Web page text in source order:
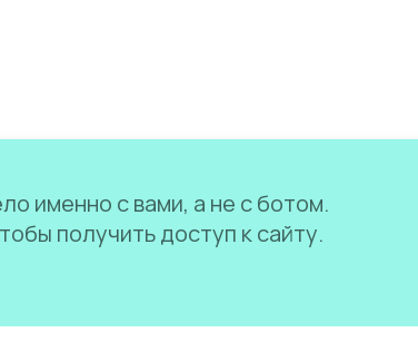
именно с вами, а не с ботом.
получить доступ к сайту.